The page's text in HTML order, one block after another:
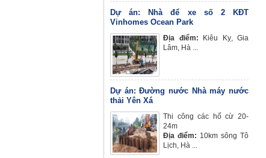
Dự án: Nhà để xe số 2 KĐT
Vinhomes Ocean Park
Địa điểm: Kiêu Kỵ, Gia
Lâm, Hà ...
Dự án: Đường nước Nhà máy nước
thải Yên Xá
Thi công các hố cừ 20-
24m
Địa điểm: 10km sông Tô
Lịch, Hà ...